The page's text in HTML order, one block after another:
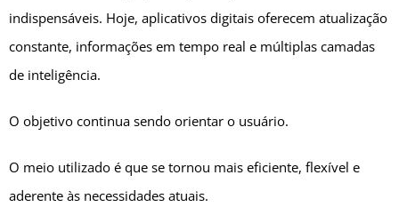
indispensáveis. Hoje, aplicativos digitais oferecem atualização
constante, informações em tempo real e múltiplas camadas
de inteligência.
O objetivo continua sendo orientar o usuário.
O meio utilizado é que se tornou mais eficiente, flexível e
aderente às necessidades atuais.